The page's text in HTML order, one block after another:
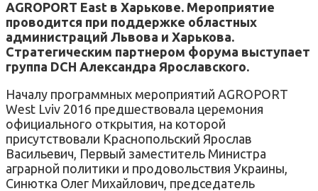
AGROPORT East в Харькове. Мероприятие
проводится при поддержке областных
администраций Львова и Харькова.
Стратегическим партнером форума выступает
группа DCH Александра Ярославского.
Началу программных мероприятий AGROPORT
West Lviv 2016 предшествовала церемония
официального открытия, на которой
присутствовали Краснопольский Ярослав
Васильевич, Первый заместитель Министра
аграрной политики и продовольствия Украины,
Синютка Олег Михайлович, председатель